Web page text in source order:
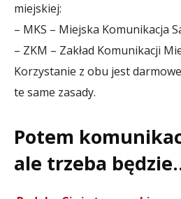
miejskiej:
– MKS – Miejska Komunikacja
– ZKM – Zakład Komunikacji
Korzystanie z obu jest
te same zasady.
Potem
ale trzeba